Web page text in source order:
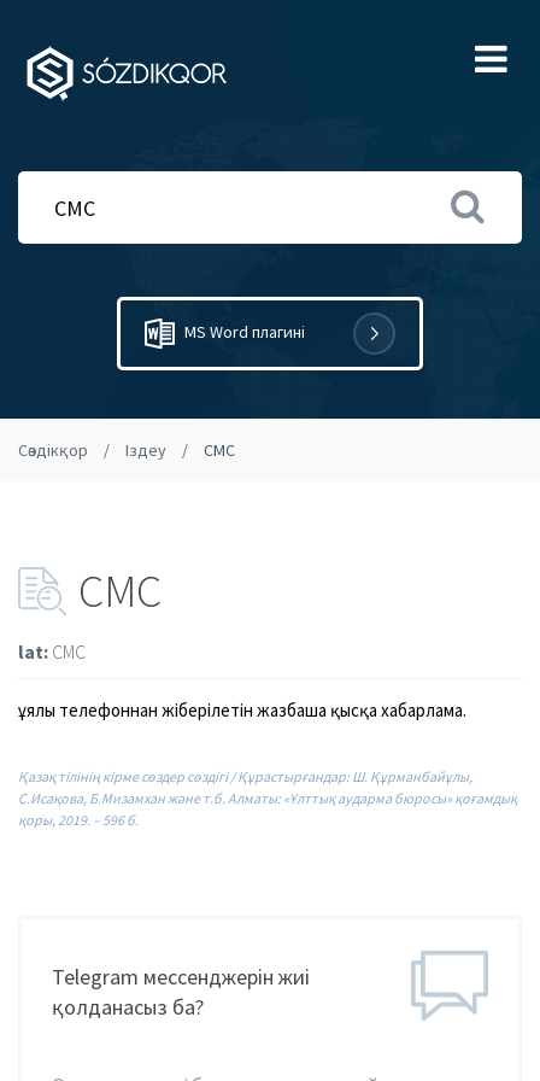
MS Word плагині
Сөздікқор Іздеу CMC
CMC
lat: CMC
ұялы телефоннан жіберілетін жазбаша қысқа хабарлама.
Қазақ тілінің кірме сөздер сөздігі / Құрастырғандар: Ш. Құрманбайұлы,
С.Исақова, Б.Мизамхан және т.б. Алматы: «Ұлттық аударма бюросы» қоғамдық
қоры, 2019. – 596 б.
Telegram мессенджерін жиі
қолданасыз ба?